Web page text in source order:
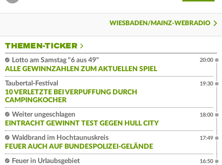
WIESBADEN/MAINZ-WEBRADIO
THEMEN-TICKER
Lotto am Samstag "6 aus 49"
ALLE GEWINNZAHLEN ZUM AKTUELLEN SPIEL
20:00
Taubertal-Festival
10 VERLETZTE BEI VERPUFFUNG DURCH
CAMPINGKOCHER
19:30
Weiter ungeschlagen
EINTRACHT GEWINNT TEST GEGEN HULL CITY
18:00
Waldbrand im Hochtaunuskreis
FEUER AUCH AUF BUNDESPOLIZEI-GELÄNDE
17:49
Feuer in Urlaubsgebiet
16:50